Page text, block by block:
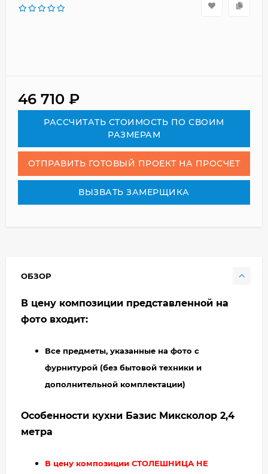
46 710 ₽
РАСCЧИТАТЬ СТОИМОСТЬ ПО СВОИМ
РАЗМЕРАМ
ОТПРАВИТЬ ГОТОВЫЙ ПРОЕКТ НА ПРОСЧЕТ
ВЫЗВАТЬ ЗАМЕРЩИКА
ОБЗОР
В цену композиции представленной на
фото входит:
Все предметы, указанные на фото с
фурнитурой (без бытовой техники и
дополнительной комплектации)
Особенности кухни Базис Миксколор 2,4
метра
В цену композиции СТОЛЕШНИЦА НЕ